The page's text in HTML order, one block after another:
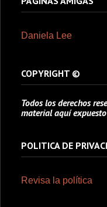
Daniela Lee
COPYRIGHT ©
Todos los derechos
material aquí
POLITICA DE
Revisa la política